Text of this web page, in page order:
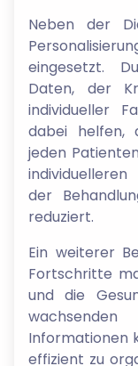
Neben der
eingesetzt.
Daten, der
individueller
dabei helfen,
jeden
der
reduziert.
Ein weiterer
Fortschritte
und die
Informationen
effizient zu